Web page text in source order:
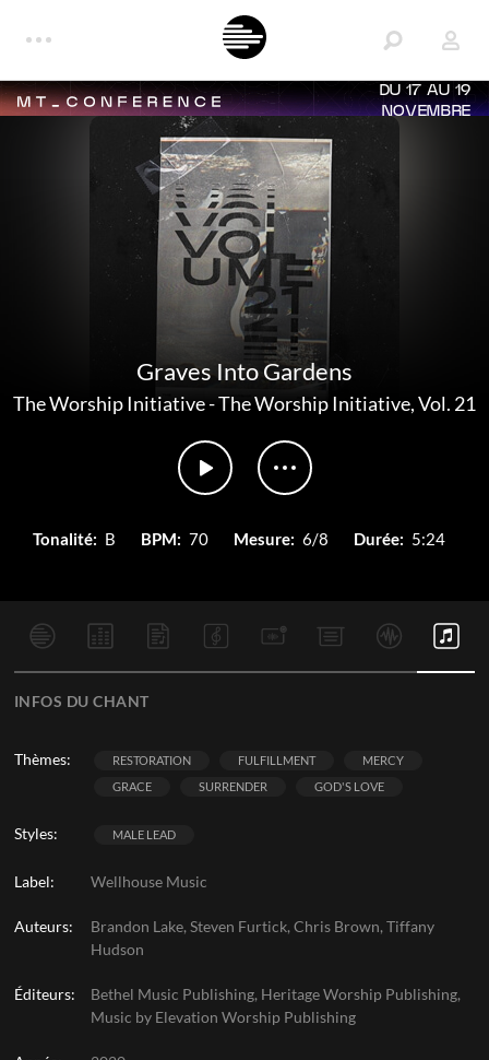
DU 17 AU 19
NOVEMBRE
Graves Into Gardens
The Worship Initiative-The Worship Initiative, Vol. 21
Tonalité: B BPM: 70 Mesure: 6/8 Durée: 5:24
INFOS DU CHANT
Thèmes: RESTORATION FULFILLMENT
MERCY
GRACE
SURRENDER GOD'S LOVE
Styles: MALE LEAD
Label: Wellhouse Music
Auteurs:
Brandon Lake, Steven Furtick, Chris Brown, Tiffany
Hudson
Éditeurs:
Bethel Music Publishing, Heritage Worship Publishing,
Music by Elevation Worship Publishing